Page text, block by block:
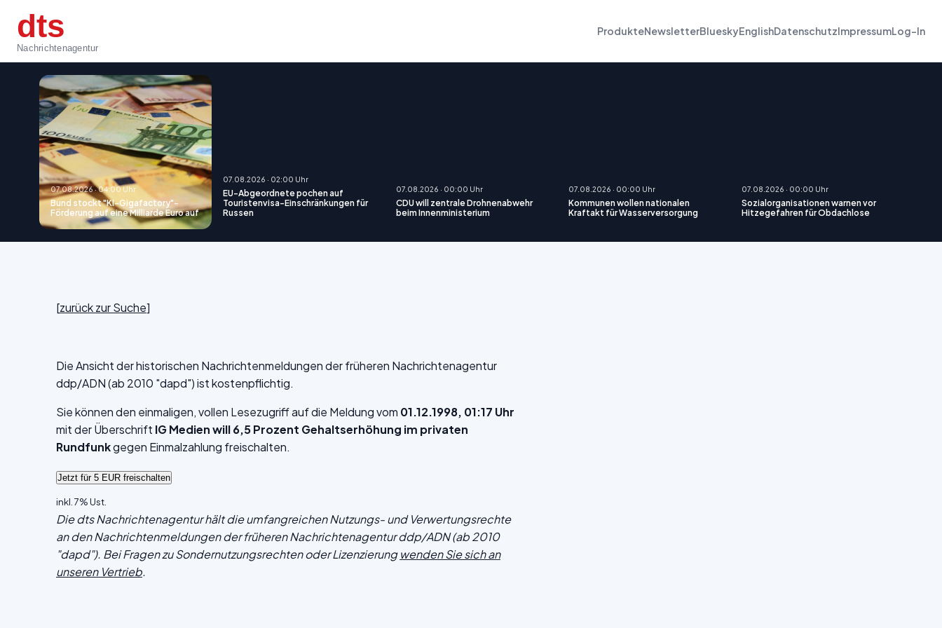
dts
Nachrichtenagentur
ProdukteNewsletterBlueskyEnglishDatenschutzImpressumLog-In
07.08.2026 · 04:00 Uhr
Bund stockt "KI-Gigafactory"-
Förderung auf eine Milliarde Euro auf
07.08.2026 · 02:00 Uhr
EU-Abgeordnete pochen auf
Touristenvisa-Einschränkungen für
Russen
07.08.2026 · 00:00 Uhr
CDU will zentrale Drohnenabwehr
beim Innenministerium
07.08.2026 · 00:00 Uhr
Kommunen wollen nationalen
Kraftakt für Wasserversorgung
07.08.2026 · 00:00 Uhr
Sozialorganisationen warnen vor
Hitzegefahren für Obdachlose
[zurück zur Suche]
Die Ansicht der historischen Nachrichtenmeldungen der früheren Nachrichtenagentur
ddp/ADN (ab 2010 "dapd") ist kostenpflichtig.
Sie können den einmaligen, vollen Lesezugriff auf die Meldung vom 01.12.1998, 01:17 Uhr
mit der Überschrift IG Medien will 6,5 Prozent Gehaltserhöhung im privaten
Rundfunkgegen Einmalzahlung freischalten.
inkl. 7% Ust.
Die dts Nachrichtenagentur hält die umfangreichen Nutzungs- und Verwertungsrechte
an den Nachrichtenmeldungen der früheren Nachrichtenagentur ddp/ADN (ab 2010
"dapd"). Bei Fragen zu Sondernutzungsrechten oder Lizenzierungwenden Sie sich an
unseren Vertrieb.